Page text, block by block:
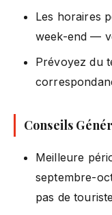
Les horaires
week-end —
Prévoyez du
Conseils
Meilleure
septembre-
pas de